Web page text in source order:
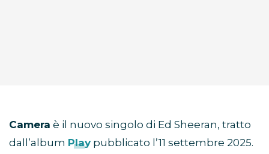
Camera è il nuovo singolo di Ed Sheeran, tratto
dall’album Play pubblicato l’11 settembre 2025.